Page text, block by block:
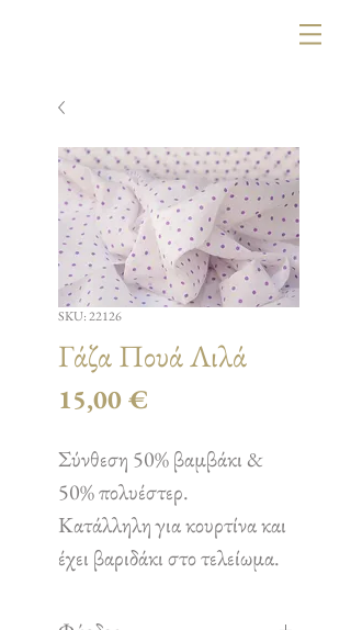
SKU: 22126
Γάζα Πουά Λιλά
15,00 €
Σύνθεση 50% βαμβάκι &
50% πολυέστερ.
Κατάλληλη για κουρτίνα και
έχει βαριδάκι στο τελείωμα.